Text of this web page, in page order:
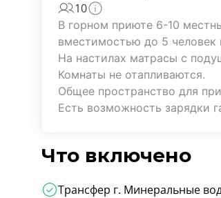
10
В горном приюте 6-10
вместимостью до 5 человек
На настилах матрасы с
Комнаты не отапливаются.
Общее пространство для
Есть возможность зарядки
Что включено
Трансфер г. Минеральные